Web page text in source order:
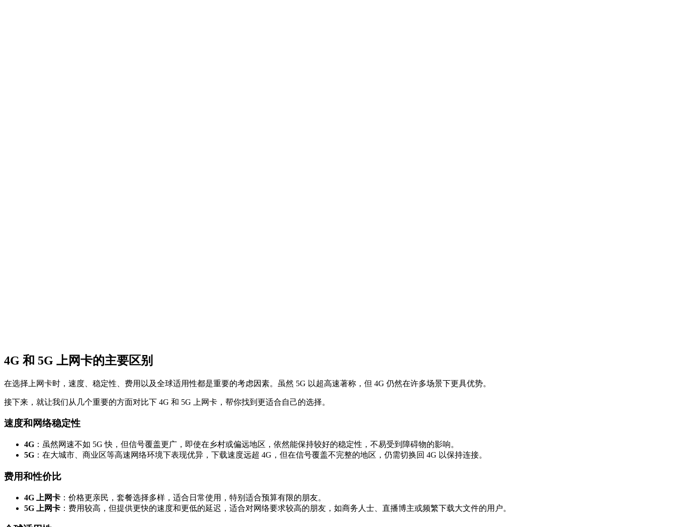
4G 和 5G 上网卡的主要区别
在选择上网卡时，速度、稳定性、费用以及全球适用性都是重要的考虑因素。虽然 5G 以超高速著称，但 4G 仍然在许多场景下更具优势。
接下来，就让我们从几个重要的方面对比下 4G 和 5G 上网卡，帮你找到更适合自己的选择。
速度和网络稳定性
4G ：虽然网速不如 5G 快，但信号覆盖更广，即使在乡村或偏远地区，依然能保持较好的稳定性，不易受到障碍物的影响。
5G ：在大城市、商业区等高速网络环境下表现优异，下载速度远超 4G，但在信号覆盖不完整的地区，仍需切换回 4G 以保持连接。
费用和性价比
4G 上网卡 ：价格更亲民，套餐选择多样，适合日常使用，特别适合预算有限的朋友。
5G 上网卡 ：费用较高，但提供更快的速度和更低的延迟，适合对网络要求较高的朋友，如商务人士、直播博主或频繁下载大文件的用户。